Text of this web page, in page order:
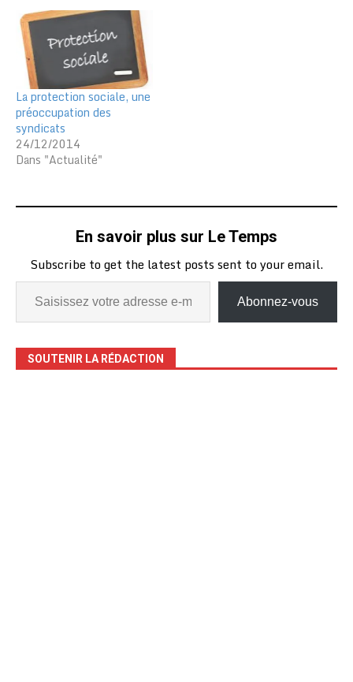
La protection sociale, une
préoccupation des
syndicats
24/12/2014
Dans "Actualité"
En savoir plus sur Le Temps
Subscribe to get the latest posts sent to your email.
Abonnez-vous
SOUTENIR LA RÉDACTION